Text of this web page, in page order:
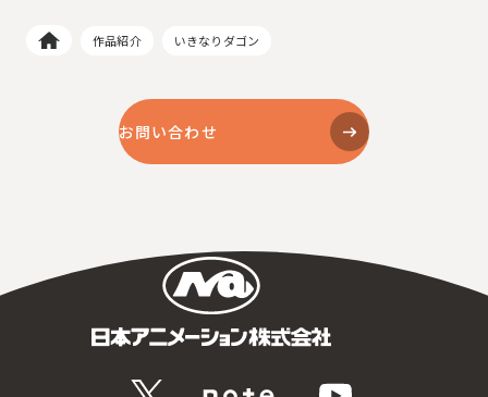
作品紹介 いきなりダゴン
お問い合わせ